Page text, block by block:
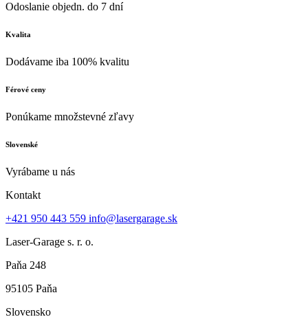
Odoslanie objedn. do 7 dní
Kvalita
Dodávame iba 100% kvalitu
Férové ceny
Ponúkame množstevné zľavy
Slovenské
Vyrábame u nás
Kontakt
+421 950 443 559 info@lasergarage.sk
Laser-Garage s. r. o.
Paňa 248
95105 Paňa
Slovensko